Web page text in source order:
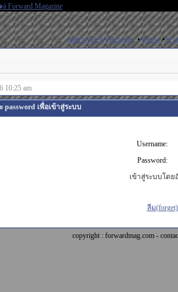
สมัครสมาชิก(Register)•ค้นหา•ช่ว
10:25 am
password เพื่อเข้าสู่ระบบ
Username:
Password:
เข้าสู่ระบบโดย
ลืม
copyright : forwardmag.com -